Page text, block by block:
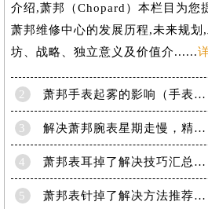
介绍,萧邦（Chopard）本栏目为您
萧邦维修中心的发展历程,未来规划,
坊、战略、独立意义及价值介......
2 萧邦手表起雾的影响（手表起雾维护建议）
3 解决萧邦腕表星期走慢，精准调校秘籍在这里
4 萧邦表耳掉了解决技巧汇总（轻松修复爱表的小妙招）
5 萧邦表针掉了解决方法推荐（轻松修复你的爱表）